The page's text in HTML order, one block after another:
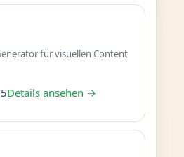
für visuellen Content
Details ansehen →